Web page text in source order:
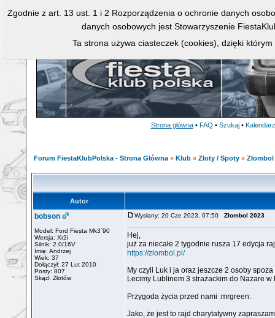
Strona główna • FAQ • Szukaj • Kalendarz
Forum FiestaKlubPolska - Strona Główna » Klub » Zloty / Spoty » Złombol
Autor
bobson
Model: Ford Fiesta Mk3`90
Wersja: Xr2i
Silnik: 2.0/16V
Imię: Andrzej
Wiek: 37
Dołączył: 27 Lut 2010
Posty: 807
Skąd: Złotów
Wysłany: 20 Cze 2023, 07:50 Złombol 2023
Hej,
już za niecałe 2 tygodnie rusza 17 edycja
https://zlombol.pl/
My czyli Luk i ja oraz jeszcze 2 osoby spoza
Lecimy Lublinem 3 strażackim do Nazare
Przygoda życia przed nami :mrgreen:
Jako, że jest to rajd charytatywny
Zgodnie z art. 13 ust. 1 i 2 Rozporządzenia o ochronie danych
danych osobowych jest Stowarzyszenie
Ta strona używa ciasteczek (cookies), dzięki